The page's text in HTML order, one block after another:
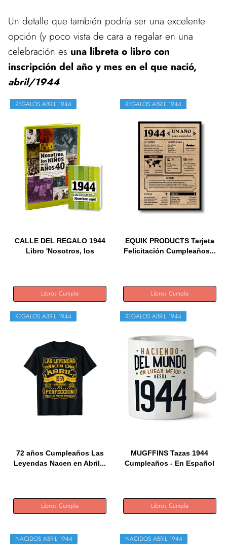
Un detalle que también podría ser una excelente
opción (y poco vista de cara a regalar en una
celebración es una libreta o libro con
inscripción del año y mes en el que nació,
abril/1944
REGALOS ABRIL 1944
CALLE DEL REGALO 1944
Libro 'Nosotros, los
Libros Cumple
REGALOS ABRIL 1944
EQUIK PRODUCTS Tarjeta
Felicitación Cumpleaños...
Libros Cumple
REGALOS ABRIL 1944
72 años Cumpleaños Las
Leyendas Nacen en Abril...
Libros Cumple
REGALOS ABRIL 1944
MUGFFINS Tazas 1944
Cumpleaños - En Español
Libros Cumple
NACIDOS ABRIL 1944 NACIDOS ABRIL 1944